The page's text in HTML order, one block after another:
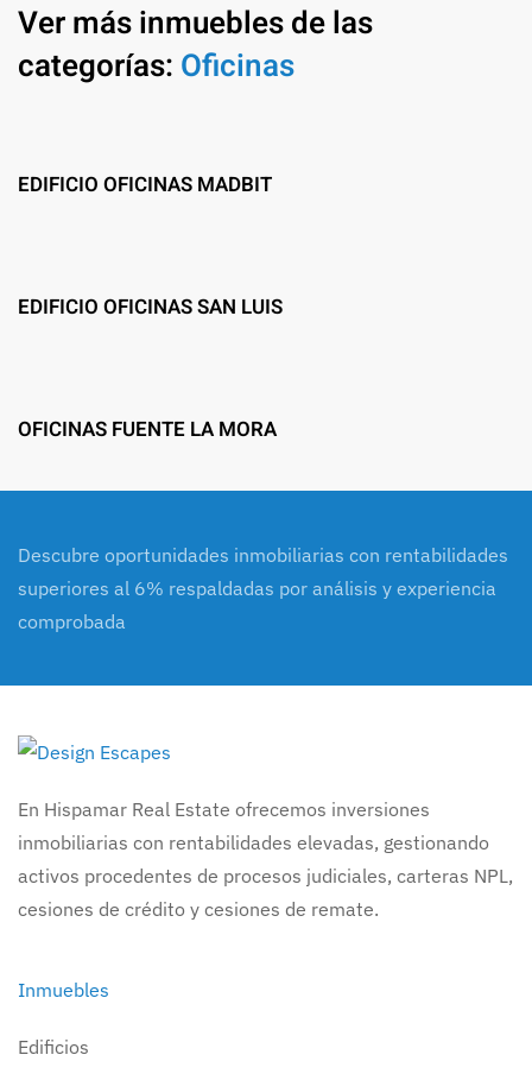
Ver más inmuebles de las
categorías: Oficinas
EDIFICIO OFICINAS MADBIT
EDIFICIO OFICINAS SAN LUIS
OFICINAS FUENTE LA MORA
Descubre oportunidades inmobiliarias con rentabilidades
superiores al 6% respaldadas por análisis y experiencia
comprobada
En Hispamar Real Estate ofrecemos inversiones
inmobiliarias con rentabilidades elevadas, gestionando
activos procedentes de procesos judiciales, carteras NPL,
cesiones de crédito y cesiones de remate.
Inmuebles
Edificios